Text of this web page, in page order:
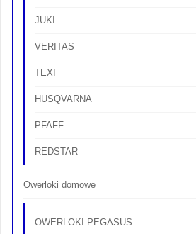
JUKI
VERITAS
TEXI
HUSQVARNA
PFAFF
REDSTAR
Owerloki domowe
OWERLOKI PEGASUS